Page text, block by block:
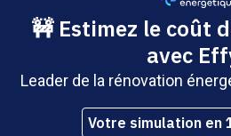
Copyright © Révolution
- Site édité par Saabre SAS, une
Brakson